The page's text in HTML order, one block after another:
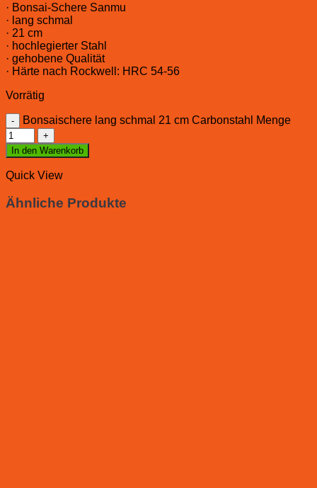
· Bonsai-Schere Sanmu
· lang schmal
· 21 cm
· hochlegierter Stahl
· gehobene Qualität
· Härte nach Rockwell: HRC 54-56
Vorrätig
Bonsaischere lang schmal 21 cm Carbonstahl Menge
In den Warenkorb
Quick View
Ähnliche Produkte